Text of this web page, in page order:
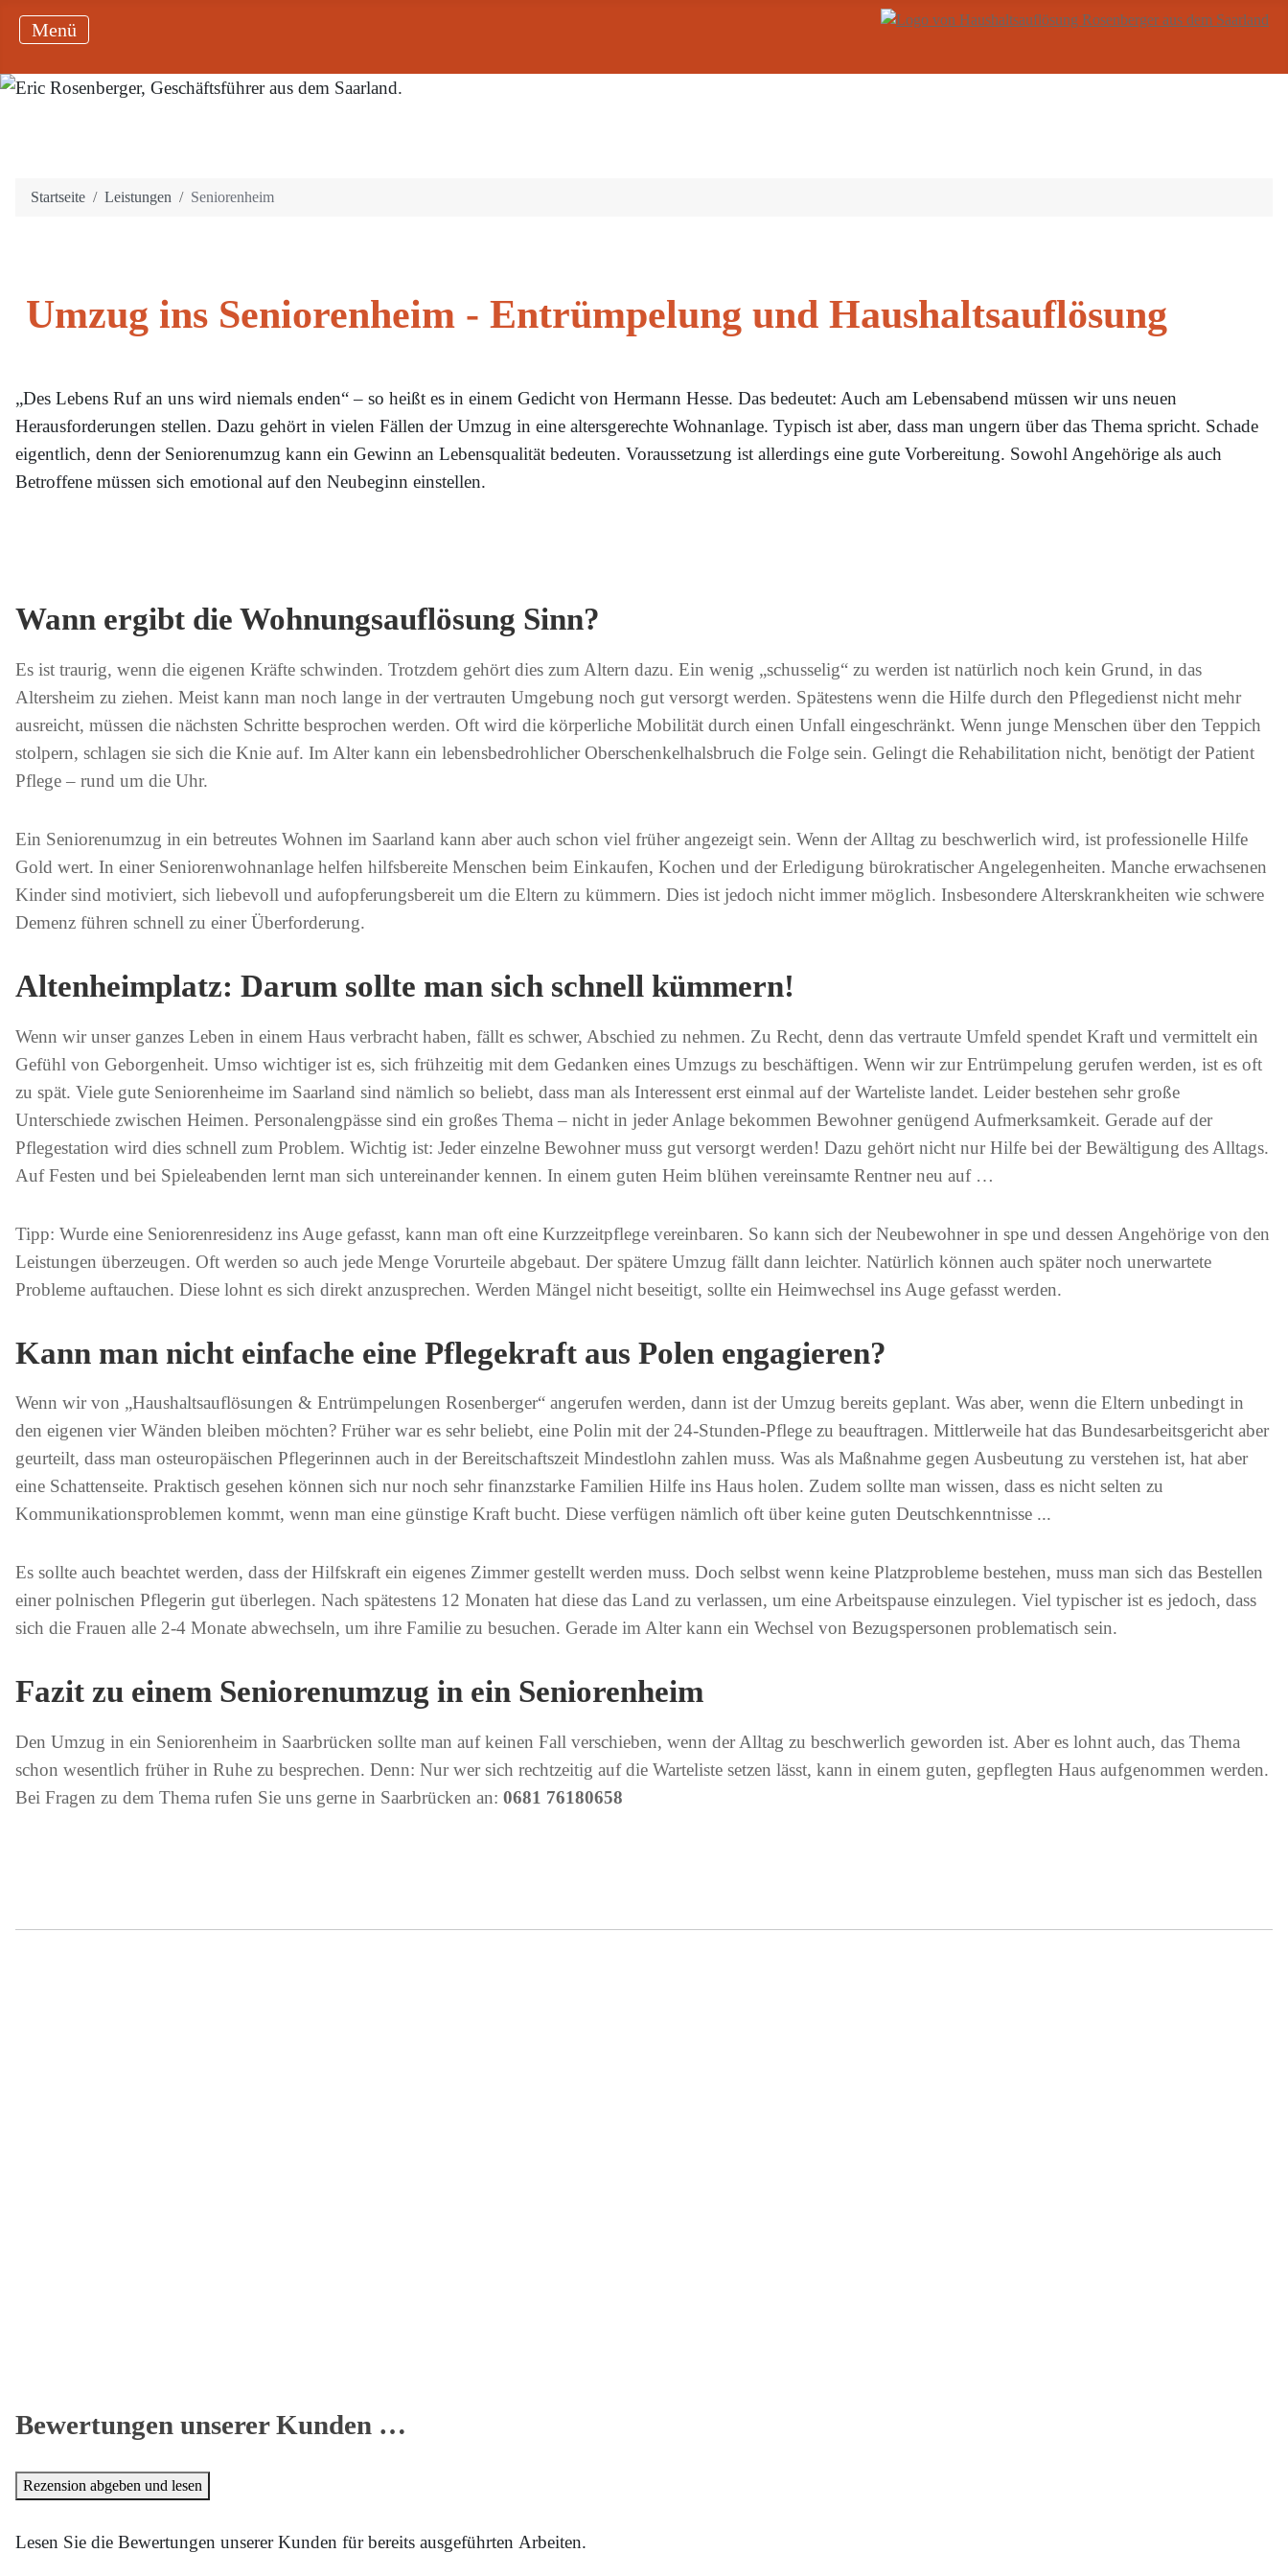
Startseite Leistungen Seniorenheim
Umzug ins Seniorenheim - Entrümpelung und Haushaltsauflösung
„Des Lebens Ruf an uns wird niemals enden“ – so heißt es in einem Gedicht von Hermann Hesse. Das bedeutet: Auch am Lebensabend müssen wir uns neuen
Herausforderungen stellen. Dazu gehört in vielen Fällen der Umzug in eine altersgerechte Wohnanlage. Typisch ist aber, dass man ungern über das Thema spricht. Schade
eigentlich, denn der Seniorenumzug kann ein Gewinn an Lebensqualität bedeuten. Voraussetzung ist allerdings eine gute Vorbereitung. Sowohl Angehörige als auch
Betroffene müssen sich emotional auf den Neubeginn einstellen.
Wann ergibt die Wohnungsauflösung Sinn?
Es ist traurig, wenn die eigenen Kräfte schwinden. Trotzdem gehört dies zum Altern dazu. Ein wenig „schusselig“ zu werden ist natürlich noch kein Grund, in das
Altersheim zu ziehen. Meist kann man noch lange in der vertrauten Umgebung noch gut versorgt werden. Spätestens wenn die Hilfe durch den Pflegedienst nicht mehr
ausreicht, müssen die nächsten Schritte besprochen werden. Oft wird die körperliche Mobilität durch einen Unfall eingeschränkt. Wenn junge Menschen über den Teppich
stolpern, schlagen sie sich die Knie auf. Im Alter kann ein lebensbedrohlicher Oberschenkelhalsbruch die Folge sein. Gelingt die Rehabilitation nicht, benötigt der Patient
Pflege – rund um die Uhr.
Ein Seniorenumzug in ein betreutes Wohnen im Saarland kann aber auch schon viel früher angezeigt sein. Wenn der Alltag zu beschwerlich wird, ist professionelle Hilfe
Gold wert. In einer Seniorenwohnanlage helfen hilfsbereite Menschen beim Einkaufen, Kochen und der Erledigung bürokratischer Angelegenheiten. Manche erwachsenen
Kinder sind motiviert, sich liebevoll und aufopferungsbereit um die Eltern zu kümmern. Dies ist jedoch nicht immer möglich. Insbesondere Alterskrankheiten wie schwere
Demenz führen schnell zu einer Überforderung.
Altenheimplatz: Darum sollte man sich schnell kümmern!
Wenn wir unser ganzes Leben in einem Haus verbracht haben, fällt es schwer, Abschied zu nehmen. Zu Recht, denn das vertraute Umfeld spendet Kraft und vermittelt ein
Gefühl von Geborgenheit. Umso wichtiger ist es, sich frühzeitig mit dem Gedanken eines Umzugs zu beschäftigen. Wenn wir zur Entrümpelung gerufen werden, ist es oft
zu spät. Viele gute Seniorenheime im Saarland sind nämlich so beliebt, dass man als Interessent erst einmal auf der Warteliste landet. Leider bestehen sehr große
Unterschiede zwischen Heimen. Personalengpässe sind ein großes Thema – nicht in jeder Anlage bekommen Bewohner genügend Aufmerksamkeit. Gerade auf der
Pflegestation wird dies schnell zum Problem. Wichtig ist: Jeder einzelne Bewohner muss gut versorgt werden! Dazu gehört nicht nur Hilfe bei der Bewältigung des Alltags.
Auf Festen und bei Spieleabenden lernt man sich untereinander kennen. In einem guten Heim blühen vereinsamte Rentner neu auf …
Tipp: Wurde eine Seniorenresidenz ins Auge gefasst, kann man oft eine Kurzzeitpflege vereinbaren. So kann sich der Neubewohner in spe und dessen Angehörige von den
Leistungen überzeugen. Oft werden so auch jede Menge Vorurteile abgebaut. Der spätere Umzug fällt dann leichter. Natürlich können auch später noch unerwartete
Probleme auftauchen. Diese lohnt es sich direkt anzusprechen. Werden Mängel nicht beseitigt, sollte ein Heimwechsel ins Auge gefasst werden.
Kann man nicht einfache eine Pflegekraft aus Polen engagieren?
Wenn wir von „Haushaltsauflösungen & Entrümpelungen Rosenberger“ angerufen werden, dann ist der Umzug bereits geplant. Was aber, wenn die Eltern unbedingt in
den eigenen vier Wänden bleiben möchten? Früher war es sehr beliebt, eine Polin mit der 24-Stunden-Pflege zu beauftragen. Mittlerweile hat das Bundesarbeitsgericht aber
geurteilt, dass man osteuropäischen Pflegerinnen auch in der Bereitschaftszeit Mindestlohn zahlen muss. Was als Maßnahme gegen Ausbeutung zu verstehen ist, hat aber
eine Schattenseite. Praktisch gesehen können sich nur noch sehr finanzstarke Familien Hilfe ins Haus holen. Zudem sollte man wissen, dass es nicht selten zu
Kommunikationsproblemen kommt, wenn man eine günstige Kraft bucht. Diese verfügen nämlich oft über keine guten Deutschkenntnisse ...
Es sollte auch beachtet werden, dass der Hilfskraft ein eigenes Zimmer gestellt werden muss. Doch selbst wenn keine Platzprobleme bestehen, muss man sich das Bestellen
einer polnischen Pflegerin gut überlegen. Nach spätestens 12 Monaten hat diese das Land zu verlassen, um eine Arbeitspause einzulegen. Viel typischer ist es jedoch, dass
sich die Frauen alle 2-4 Monate abwechseln, um ihre Familie zu besuchen. Gerade im Alter kann ein Wechsel von Bezugspersonen problematisch sein.
Fazit zu einem Seniorenumzug in ein Seniorenheim
Den Umzug in ein Seniorenheim in Saarbrücken sollte man auf keinen Fall verschieben, wenn der Alltag zu beschwerlich geworden ist. Aber es lohnt auch, das Thema
schon wesentlich früher in Ruhe zu besprechen. Denn: Nur wer sich rechtzeitig auf die Warteliste setzen lässt, kann in einem guten, gepflegten Haus aufgenommen werden.
Bei Fragen zu dem Thema rufen Sie uns gerne in Saarbrücken an: 0681 76180658
Bewertungen unserer Kunden …
Rezension abgeben und lesen
Lesen Sie die Bewertungen unserer Kunden für bereits ausgeführten Arbeiten.